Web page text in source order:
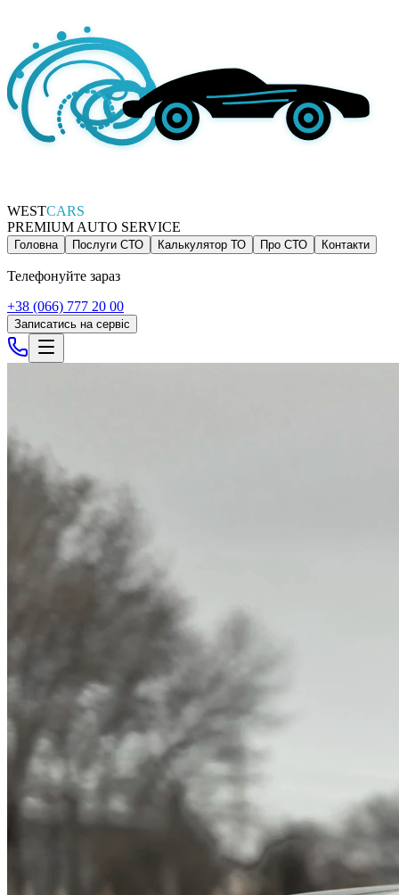
WESTCARS
PREMIUM AUTO SERVICE
Головна Послуги СТО Калькулятор ТО Про СТО Контакти
Телефонуйте зараз
+38 (066) 777 20 00
Записатись на сервіс